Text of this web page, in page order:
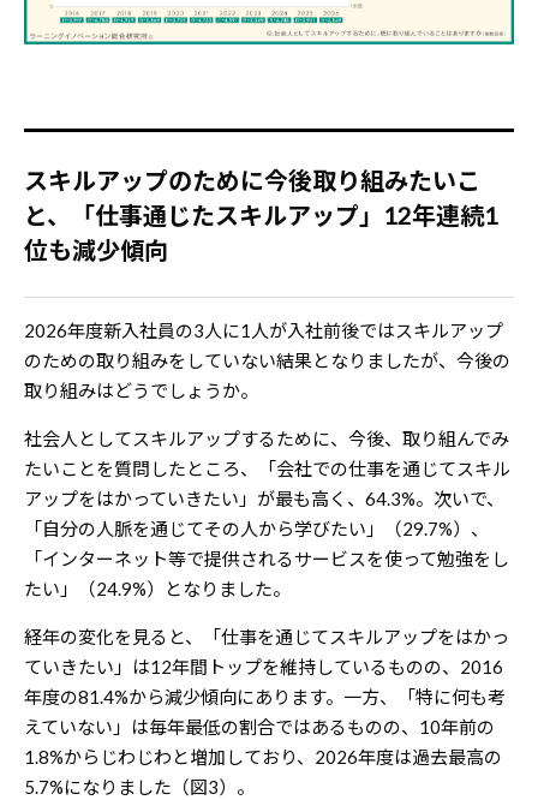
スキルアップのために今後取り組みたいこ
と、「仕事通じたスキルアップ」12年連続1
位も減少傾向
2026年度新入社員の3人に1人が入社前後ではスキルアップ
のための取り組みをしていない結果となりましたが、今後の
取り組みはどうでしょうか。
社会人としてスキルアップするために、今後、取り組んでみ
たいことを質問したところ、「会社での仕事を通じてスキル
アップをはかっていきたい」が最も高く、64.3%。次いで、
「自分の人脈を通じてその人から学びたい」（29.7%）、
「インターネット等で提供されるサービスを使って勉強をし
たい」（24.9%）となりました。
経年の変化を見ると、「仕事を通じてスキルアップをはかっ
ていきたい」は12年間トップを維持しているものの、2016
年度の81.4%から減少傾向にあります。一方、「特に何も考
えていない」は毎年最低の割合ではあるものの、10年前の
1.8%からじわじわと増加しており、2026年度は過去最高の
5.7%になりました（図3）。